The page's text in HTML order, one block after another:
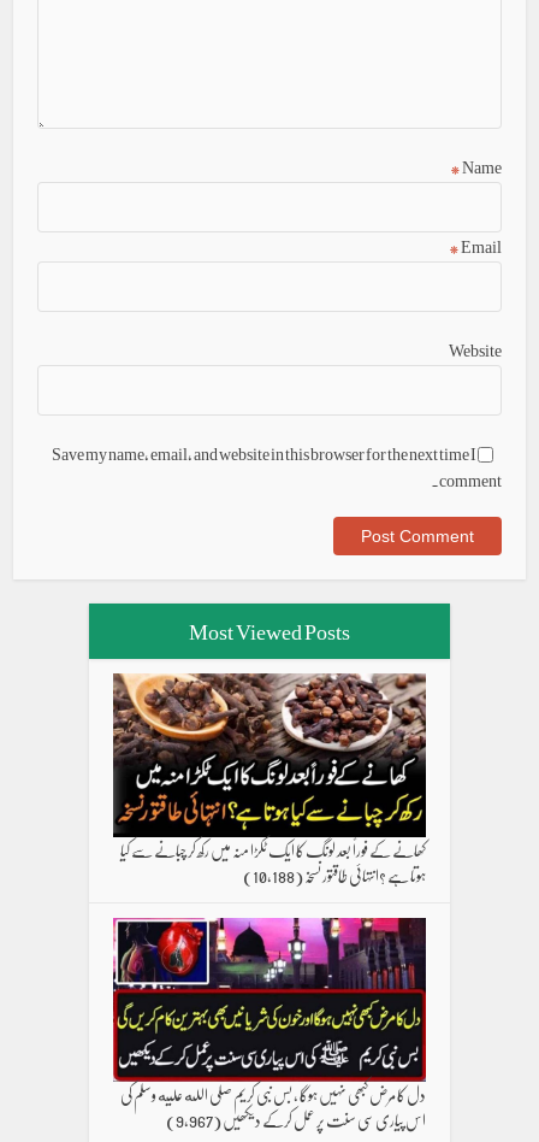
Name
*
Email
*
Website
Save my name, email, and website in this browser for the next time I
comment.
Most Viewed Posts
کھانے کے فوراً بعد لونگ کا ایک ٹکڑا منہ میں رکھ کر چبانے سے کیا
ہوتا ہے ؟انتہائی طاقتور نسخہ(10,188)
دل کا مرض کبھی نہیں ہوگا ، بس نبی کریم صلی الله علیه وسلم کی
اس پیاری سی سنت پر عمل کرکے دیکھیں(9,967)